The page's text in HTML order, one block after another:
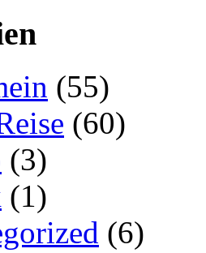
(55)
(60)
(3)
(1)
(6)